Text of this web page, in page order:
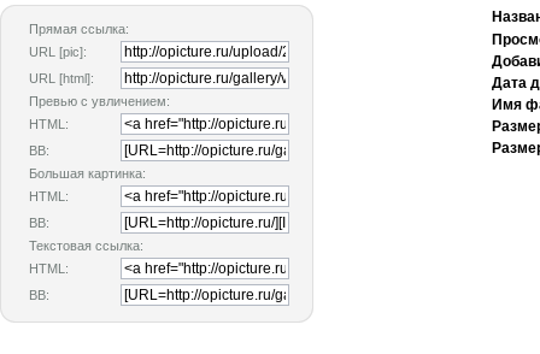
Прямая ссылка:
URL [pic]:
URL [html]:
Превью с увличением:
HTML:
BB:
Большая картинка:
HTML:
BB:
Текстовая ссылка:
HTML:
BB:
Дата
Имя